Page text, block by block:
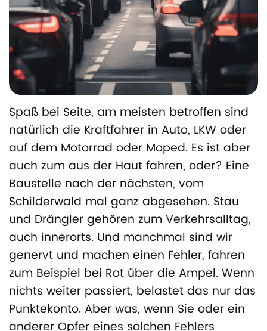
Spaß bei Seite, am meisten betroffen sind
natürlich die Kraftfahrer in Auto, LKW oder
auf dem Motorrad oder Moped. Es ist aber
auch zum aus der Haut fahren, oder? Eine
Baustelle nach der nächsten, vom
Schilderwald mal ganz abgesehen. Stau
und Drängler gehören zum Verkehrsalltag,
auch innerorts. Und manchmal sind wir
genervt und machen einen Fehler, fahren
zum Beispiel bei Rot über die Ampel. Wenn
nichts weiter passiert, belastet das nur das
Punktekonto. Aber was, wenn Sie oder ein
anderer Opfer eines solchen Fehlers